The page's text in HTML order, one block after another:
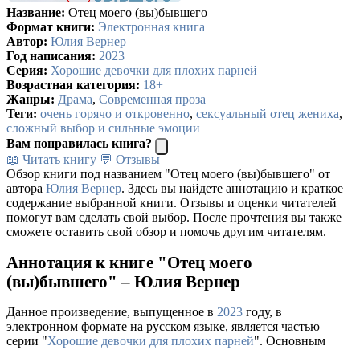
Название: Отец моего (вы)бывшего
Формат книги: Электронная книга
Автор: Юлия Вернер
Год написания: 2023
Серия: Хорошие девочки для плохих парней
Возрастная категория: 18+
Жанры: Драма, Современная проза
Теги: очень горячо и откровенно, сексуальный отец жениха,
сложный выбор и сильные эмоции
Вам понравилась книга?
📖 Читать книгу 💬 Отзывы
Обзор книги под названием "Отец моего (вы)бывшего" от
автора Юлия Вернер. Здесь вы найдете аннотацию и краткое
содержание выбранной книги. Отзывы и оценки читателей
помогут вам сделать свой выбор. После прочтения вы также
сможете оставить свой обзор и помочь другим читателям.
Аннотация к книге "Отец моего
(вы)бывшего" – Юлия Вернер
Данное произведение, выпущенное в 2023 году, в
электронном формате на русском языке, является частью
серии "Хорошие девочки для плохих парней". Основным